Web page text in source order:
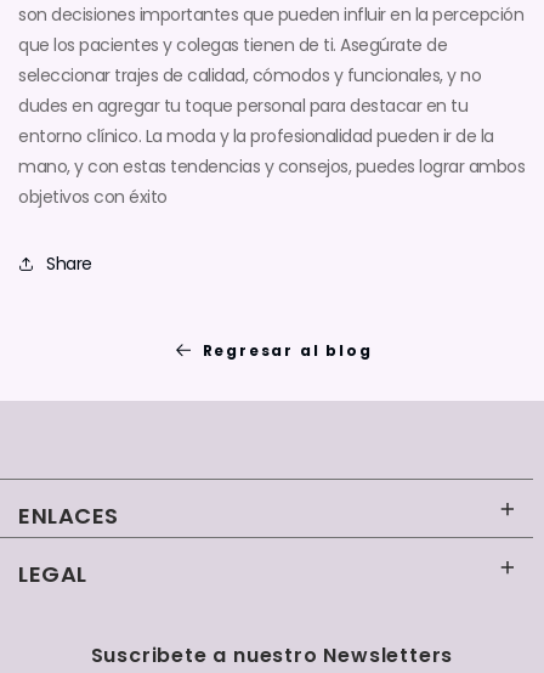
son decisiones importantes que pueden influir en la percepción
que los pacientes y colegas tienen de ti. Asegúrate de
seleccionar trajes de calidad, cómodos y funcionales, y no
dudes en agregar tu toque personal para destacar en tu
entorno clínico. La moda y la profesionalidad pueden ir de la
mano, y con estas tendencias y consejos, puedes lograr ambos
objetivos con éxito
Share
Regresar al blog
ENLACES
Inicio
LEGAL
Términos y condiciones
Suscribete a nuestro Newsletters